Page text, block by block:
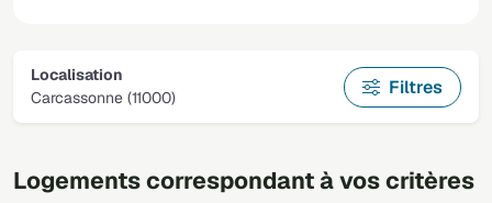
Localisation
Carcassonne (11000)
Filtres
Logements correspondant à vos critères